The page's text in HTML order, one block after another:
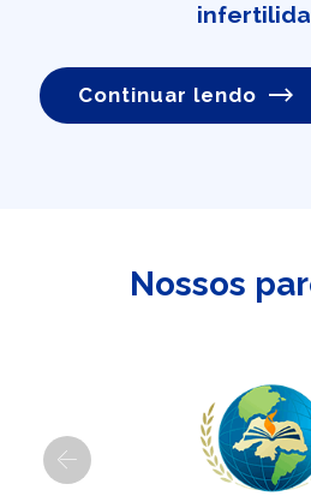
Continuar lendo
Nossos
Previous